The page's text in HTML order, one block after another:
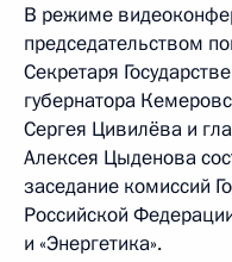
В режиме
председательством
Секретаря
губернатора
Сергея Цивилёва и
Алексея Цыденова
заседание комиссий
Российской
и «Энергетика».